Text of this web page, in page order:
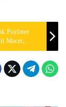
Paylater
Macet,
Jeratan